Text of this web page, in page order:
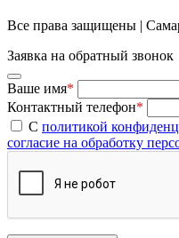
Все права защищены |
Заявка на обратный звонок
Ваше имя*
Контактный телефон*
С политикой
согласие на обработку